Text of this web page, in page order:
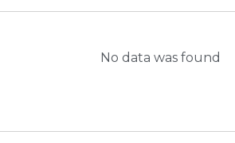
No data was found